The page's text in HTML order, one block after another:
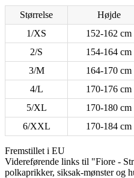
Størrelse Højde
1/XS
152-162 cm
2/S
154-164 cm
3/M
164-170 cm
4/L
170-176 cm
5/XL
170-180 cm
6/XXL
170-184 cm
Fremstillet i EU
Videreførende links til "Fiore -
polkaprikker, siksak-mønster og